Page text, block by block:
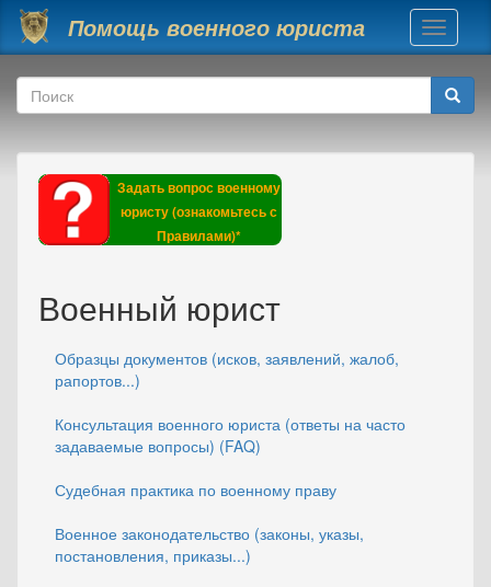
Перейти к основному содержанию
Помощь военного юриста
Toggle
Форма поиска
Поиск
Задать вопрос военному
юристу (ознакомьтесь с
Правилами)*
Военный юрист
Образцы документов (исков, заявлений, жалоб,
рапортов...)
Консультация военного юриста (ответы на часто
задаваемые вопросы) (FAQ)
Судебная практика по военному праву
Военное законодательство (законы, указы,
постановления, приказы...)